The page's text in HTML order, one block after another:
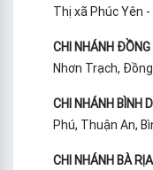
Thị xã Phúc Yên
CHI NHÁNH ĐỒNG
Nhơn Trạch,
CHI NHÁNH BÌNH
Phú, Thuận An,
CHI NHÁNH BÀ